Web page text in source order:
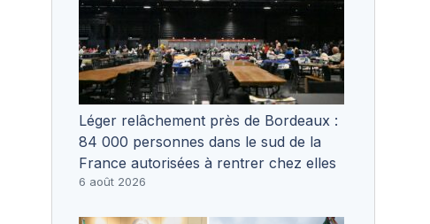
Léger relâchement près de Bordeaux :
84 000 personnes dans le sud de la
France autorisées à rentrer chez elles
6 août 2026